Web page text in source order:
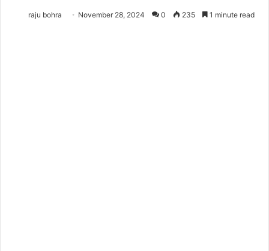
raju bohra November 28, 2024 0 235 1 minute read